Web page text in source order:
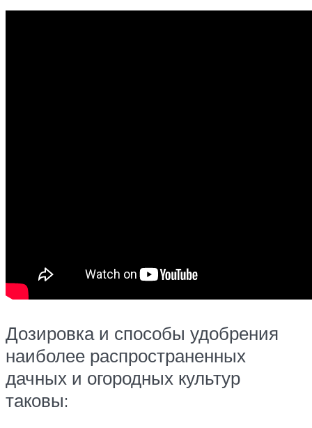
Дозировка и способы удобрения
наиболее распространенных
дачных и огородных культур
таковы: